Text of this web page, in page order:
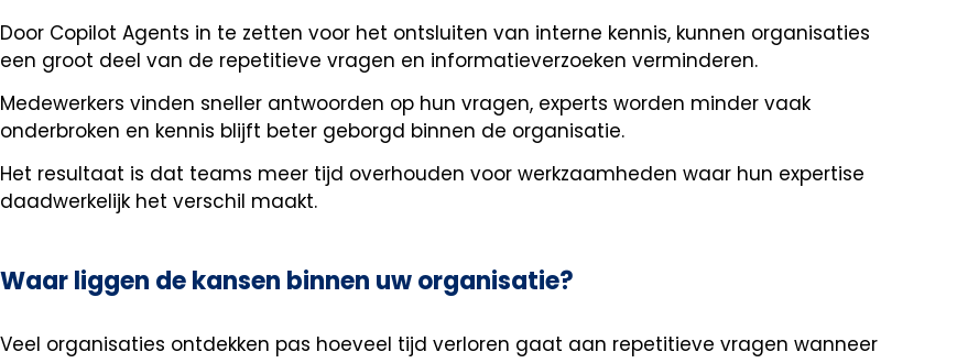
Door Copilot Agents in te zetten voor het ontsluiten van interne kennis, kunnen organisaties
een groot deel van de repetitieve vragen en informatieverzoeken verminderen.
Medewerkers vinden sneller antwoorden op hun vragen, experts worden minder vaak
onderbroken en kennis blijft beter geborgd binnen de organisatie.
Het resultaat is dat teams meer tijd overhouden voor werkzaamheden waar hun expertise
daadwerkelijk het verschil maakt.
Waar liggen de kansen binnen uw organisatie?
Veel organisaties ontdekken pas hoeveel tijd verloren gaat aan repetitieve vragen wanneer